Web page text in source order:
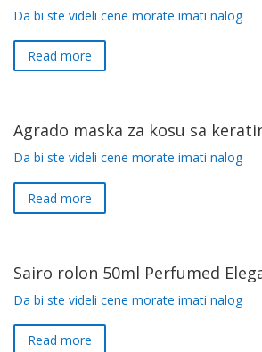
Da bi ste videli cene morate imati nalog
Read more
Agrado maska za kosu sa
Da bi ste videli cene morate imati nalog
Read more
Sairo rolon 50ml Perfumed
Da bi ste videli cene morate imati nalog
Read more